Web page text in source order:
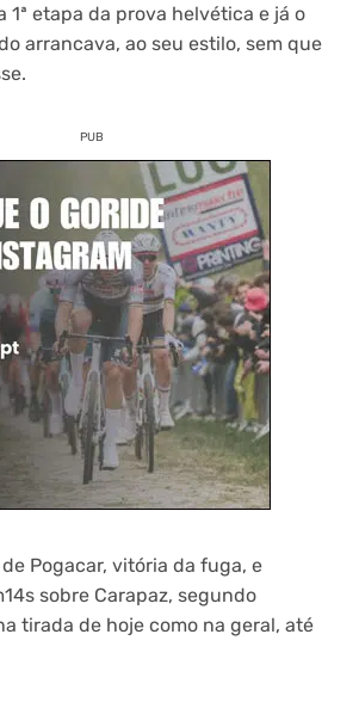
1ª etapa da prova helvética e já o
arrancava, ao seu estilo, sem que
PUB
Pogacar, vitória da fuga, e
sobre Carapaz, segundo
tirada de hoje como na geral, até